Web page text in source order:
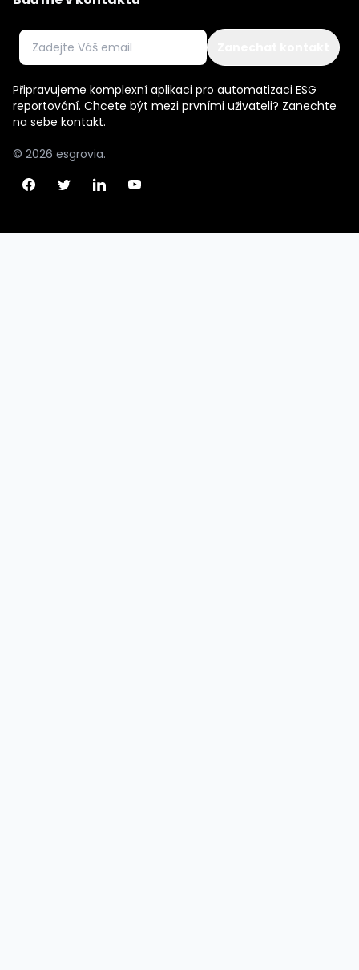
E-mail
Připravujeme komplexní aplikaci pro automatizaci ESG
reportování. Chcete být mezi prvními uživateli? Zanechte
na sebe kontakt.
© 2026 esgrovia.